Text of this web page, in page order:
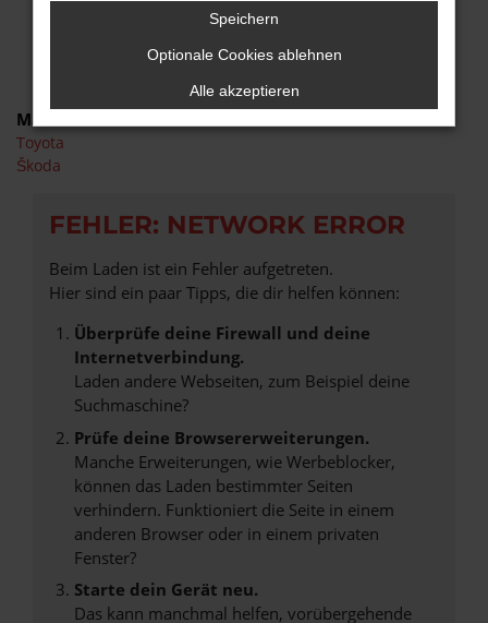
Marken
Toyota
Škoda
FEHLER: NETWORK ERROR
Beim Laden ist ein Fehler aufgetreten.
Hier sind ein paar Tipps, die dir helfen können:
Überprüfe deine Firewall und deine
Internetverbindung.
Laden andere Webseiten, zum Beispiel deine
Suchmaschine?
Prüfe deine Browsererweiterungen.
Manche Erweiterungen, wie Werbeblocker,
können das Laden bestimmter Seiten
verhindern. Funktioniert die Seite in einem
anderen Browser oder in einem privaten
Fenster?
Starte dein Gerät neu.
Das kann manchmal helfen, vorübergehende
Speichern
Optionale Cookies ablehnen
Alle akzeptieren